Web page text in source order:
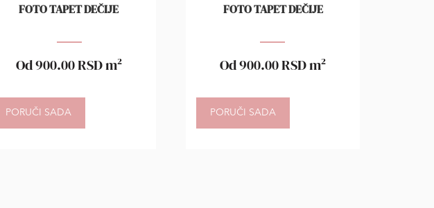
FOTO TAPET DEČIJE
Od900.00RSDm²
PORUČI SADA
FOTO TAPET DEČIJE
Od900.00RSDm²
PORUČI SADA